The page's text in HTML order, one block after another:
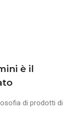
è il
di prodotti di